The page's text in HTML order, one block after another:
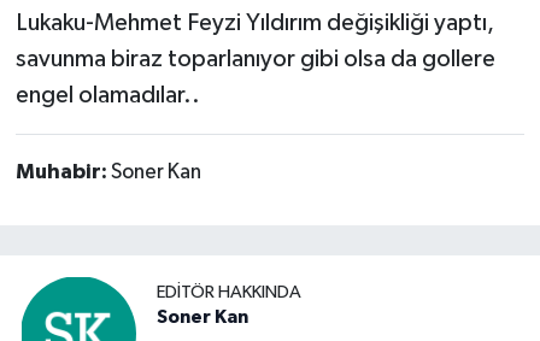
Lukaku-Mehmet Feyzi Yıldırım değişikliği yaptı,
savunma biraz toparlanıyor gibi olsa da gollere
engel olamadılar..
Muhabir: Soner Kan
EDITÖR HAKKINDA
Soner Kan